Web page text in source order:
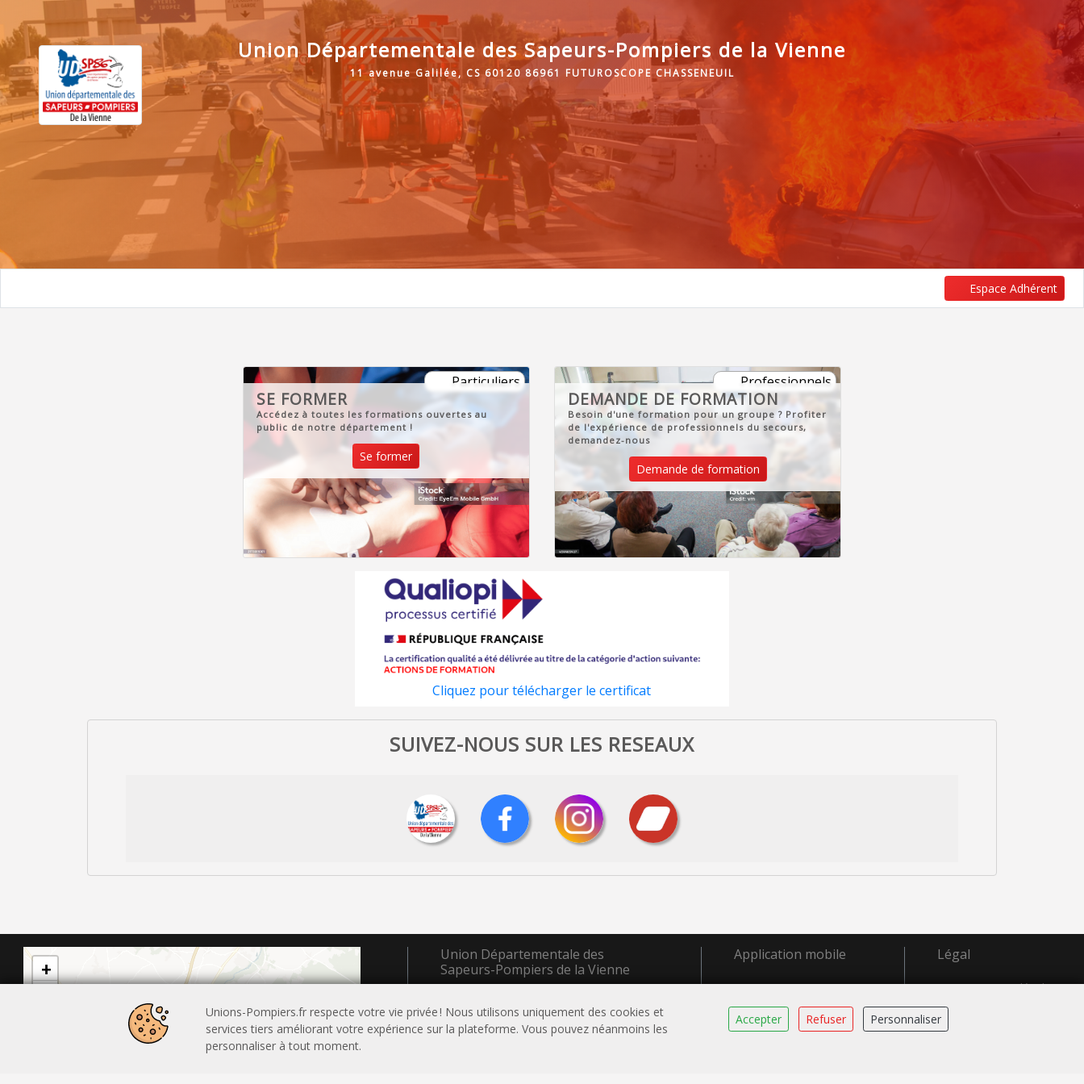
Union Départementale des Sapeurs-Pompiers de la Vienne
11 avenue Galilée, CS 60120 86961 FUTUROSCOPE CHASSENEUIL
Espace Adhérent
Particuliers
SE FORMER
Accédez à toutes les formations ouvertes au
public de notre département !
Se former
Professionnels
DEMANDE DE FORMATION
Besoin d'une formation pour un groupe ? Profiter
de l'expérience de professionnels du secours,
demandez-nous
Demande de formation
Cliquez pour télécharger le certificat
SUIVEZ-NOUS SUR LES RESEAUX
+
Union Départementale des
Sapeurs-Pompiers de la Vienne
FUTUROSCOPE CHASSENEUIL
Application mobile Légal
Mentions légales
cookies
Unions-Pompiers.fr respecte votre vie privée ! Nous utilisons uniquement des cookies et
services tiers améliorant votre expérience sur la plateforme. Vous pouvez néanmoins les
personnaliser à tout moment.
Accepter Refuser Personnaliser